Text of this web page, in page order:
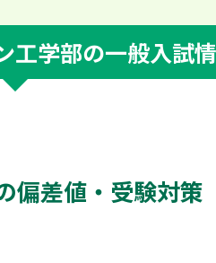
工学部の一般入試
偏差値・受験対策